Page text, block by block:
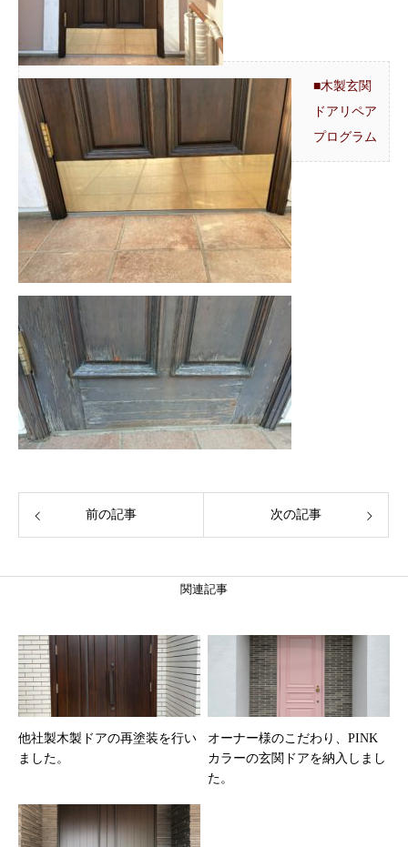
■木製玄関
ドアリペア
プログラム
前の記事 次の記事
関連記事
他社製木製ドアの再塗装を行い
ました。
オーナー様のこだわり、PINK
カラーの玄関ドアを納入しまし
た。